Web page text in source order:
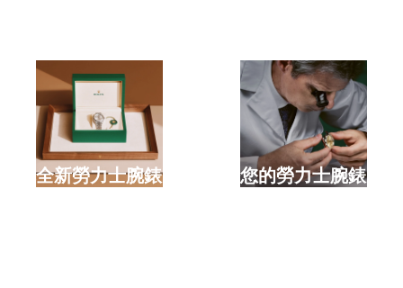
選購全新勞力士腕錶 檢修您的勞力士腕錶